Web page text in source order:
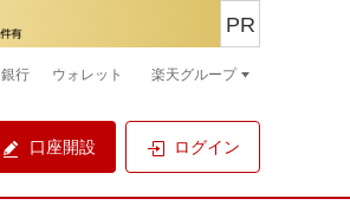
口座開設 ログイン
PR
銀行 ウォレット 楽天グループ